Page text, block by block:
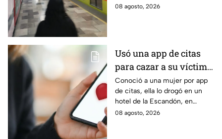
Retraso o cierre de estaciones
08 agosto, 2026
Usó una app de citas
para cazar a su víctima:
Así operaba Ivette "N"
antes de huir a Puebla;
ya está detenida
Conoció a una mujer por app
de citas, ella lo drogó en un
hotel de la Escandón, en
CDMX, para robarle el auto y
08 agosto, 2026